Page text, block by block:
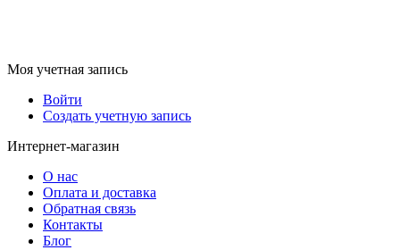
Моя учетная запись
Войти
Создать учетную запись
Интернет-магазин
О нас
Оплата и доставка
Обратная связь
Контакты
Блог